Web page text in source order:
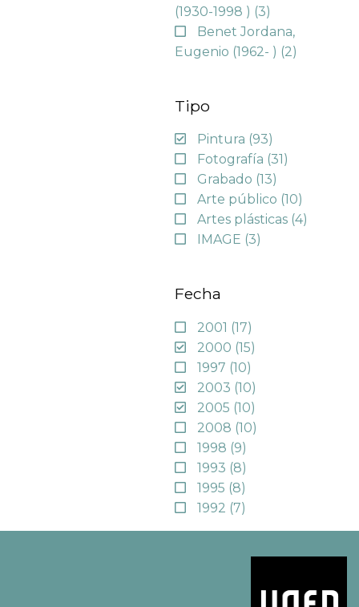
(1930-1998 ) (3)
Benet Jordana,
Eugenio (1962- ) (2)
Tipo
Pintura (93)
Fotografía (31)
Grabado (13)
Arte público (10)
Artes plásticas (4)
IMAGE (3)
Fecha
2001 (17)
2000 (15)
1997 (10)
2003 (10)
2005 (10)
2008 (10)
1998 (9)
1993 (8)
1995 (8)
1992 (7)